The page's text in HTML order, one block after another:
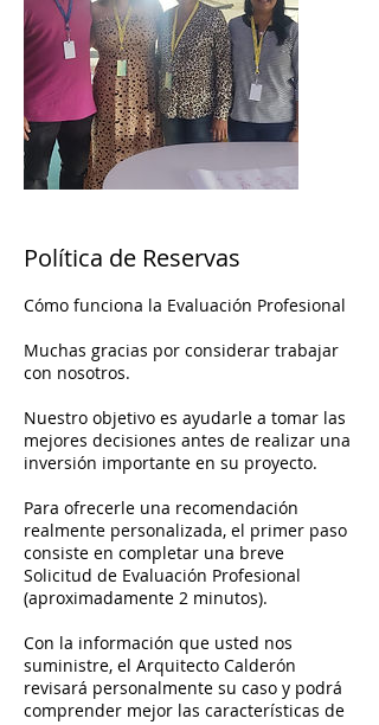
Política de Reservas
Cómo funciona la Evaluación Profesional
Muchas gracias por considerar trabajar
con nosotros.
Nuestro objetivo es ayudarle a tomar las
mejores decisiones antes de realizar una
inversión importante en su proyecto.
Para ofrecerle una recomendación
realmente personalizada, el primer paso
consiste en completar una breve
Solicitud de Evaluación Profesional
(aproximadamente 2 minutos).
Con la información que usted nos
suministre, el Arquitecto Calderón
revisará personalmente su caso y podrá
comprender mejor las características de